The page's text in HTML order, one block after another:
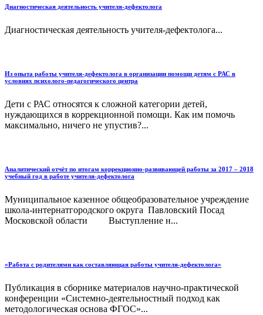
Диагностическая деятельность учителя-дефектолога
Диагностическая деятельность учителя-дефектолога...
Из опыта работы учителя-дефектолога в организации помощи детям с РАС в
условиях психолого-педагогического центра
Дети с РАС относятся к сложной категории детей,
нуждающихся в коррекционной помощи. Как им помочь
максимально, ничего не упустив?...
Аналитический отчёт по итогам коррекционно-развивающей работы за 2017 – 2018
учебный год в работе учителя-дефектолога
Муниципальное казенное общеобразовательное учреждение
школа-интернатгородского округа Павловский Посад
Московской области Выступление н...
«Работа с родителями как составляющая работы учителя-дефектолога»
Публикация в сборнике материалов научно-практической
конференции «Системно-деятельностный подход как
методологическая основа ФГОС»...